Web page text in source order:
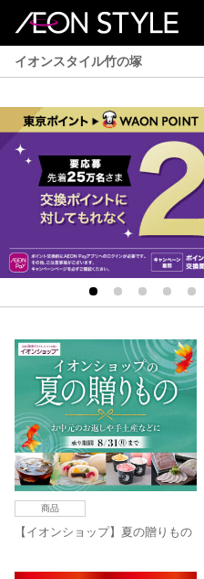
イオンスタイル竹の塚
商品
【イオンショップ】夏の贈りもの